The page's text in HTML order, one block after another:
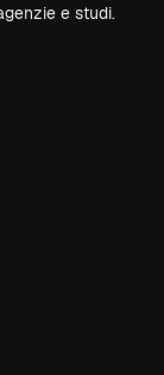
e studi.